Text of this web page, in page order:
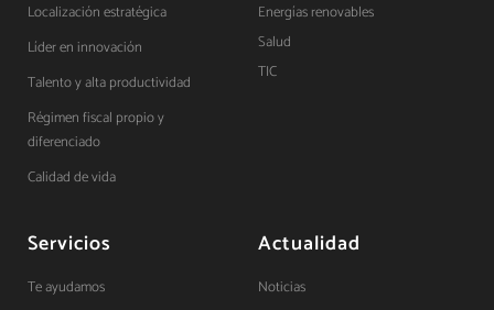
Localización estratégica
Líder en innovación
Talento y alta productividad
Régimen fiscal propio y
diferenciado
Calidad de vida
Energías renovables
Salud
TIC
Servicios
Te ayudamos
Actualidad
Noticias